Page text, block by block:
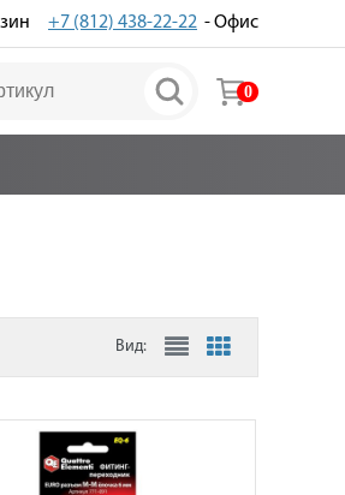
+7 (812) 438-22-22 - Офис
0
Вид: